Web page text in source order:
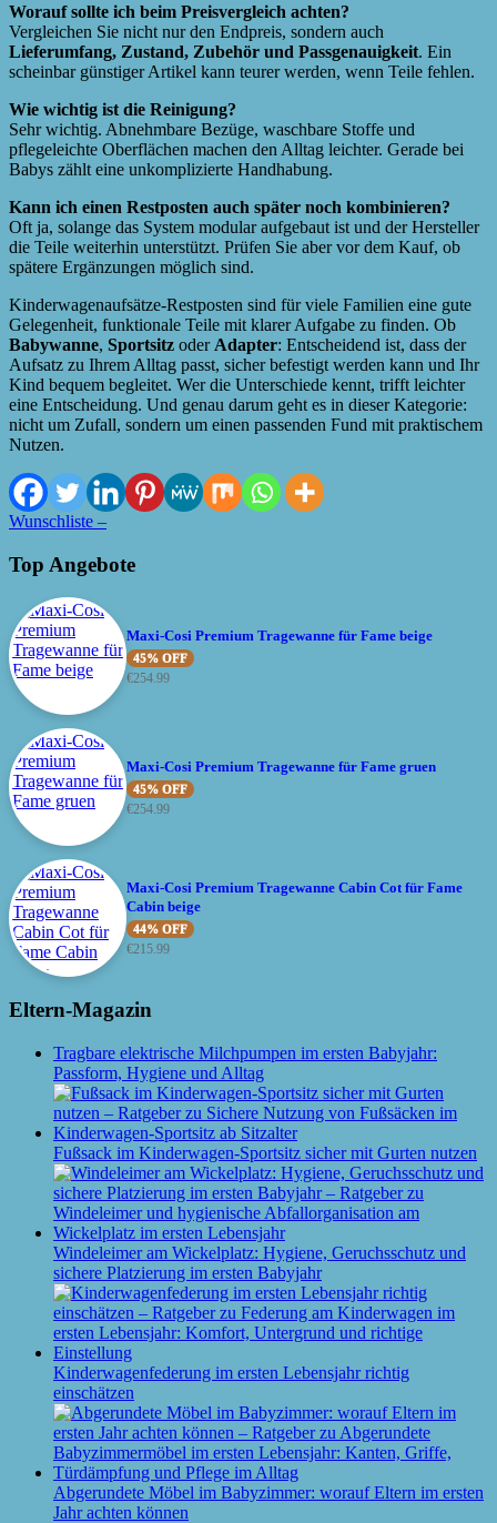
Worauf sollte ich beim Preisvergleich achten?
Vergleichen Sie nicht nur den Endpreis, sondern auch
Lieferumfang, Zustand, Zubehör und Passgenauigkeit. Ein
scheinbar günstiger Artikel kann teurer werden, wenn Teile fehlen.
Wie wichtig ist die Reinigung?
Sehr wichtig. Abnehmbare Bezüge, waschbare Stoffe und
pflegeleichte Oberflächen machen den Alltag leichter. Gerade bei
Babys zählt eine unkomplizierte Handhabung.
Kann ich einen Restposten auch später noch kombinieren?
Oft ja, solange das System modular aufgebaut ist und der Hersteller
die Teile weiterhin unterstützt. Prüfen Sie aber vor dem Kauf, ob
spätere Ergänzungen möglich sind.
Kinderwagenaufsätze-Restposten sind für viele Familien eine gute
Gelegenheit, funktionale Teile mit klarer Aufgabe zu finden. Ob
Babywanne, Sportsitz oder Adapter: Entscheidend ist, dass der
Aufsatz zu Ihrem Alltag passt, sicher befestigt werden kann und Ihr
Kind bequem begleitet. Wer die Unterschiede kennt, trifft leichter
eine Entscheidung. Und genau darum geht es in dieser Kategorie:
nicht um Zufall, sondern um einen passenden Fund mit praktischem
Nutzen.
Wunschliste –
Top Angebote
Maxi-Cosi Premium Tragewanne für Fame beige
45% OFF
€254.99
Maxi-Cosi Premium Tragewanne für Fame gruen
45% OFF
€254.99
Maxi-Cosi Premium Tragewanne Cabin Cot für Fame
Cabin beige
44% OFF
€215.99
Eltern-Magazin
Tragbare elektrische Milchpumpen im ersten Babyjahr:
Passform, Hygiene und Alltag
Fußsack im Kinderwagen-Sportsitz sicher mit Gurten nutzen
Windeleimer am Wickelplatz: Hygiene, Geruchsschutz und
sichere Platzierung im ersten Babyjahr
Kinderwagenfederung im ersten Lebensjahr richtig
einschätzen
Abgerundete Möbel im Babyzimmer: worauf Eltern im ersten
Jahr achten können